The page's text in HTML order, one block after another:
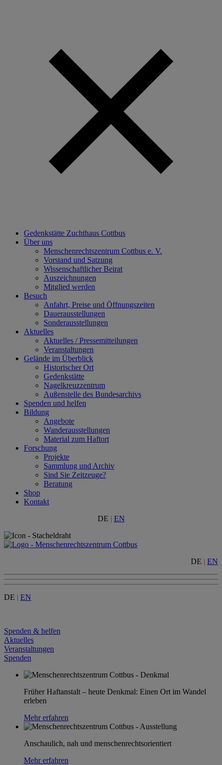
Gedenkstätte Zuchthaus Cottbus
Über uns
Menschenrechtszentrum Cottbus e. V.
Vorstand und Satzung
Wissenschaftlicher Beirat
Auszeichnungen
Mitglied werden
Besuch
Anfahrt, Preise und Öffnungszeiten
Dauerausstellungen
Sonderausstellungen
Aktuelles
Aktuelles / Pressemitteilungen
Veranstaltungen
Gelände im Überblick
Historischer Ort
Gedenkstätte
Nagelkreuzzentrum
Außenstelle des Bundesarchivs
Spenden und helfen
Bildung
Angebote
Wanderausstellungen
Material zum Haftort
Forschung
Projekte
Sammlung und Archiv
Sind Sie Zeitzeuge?
Beratung
Shop
Kontakt
DE | EN
DE | EN
DE | EN
Spenden & helfen
Aktuelles
Veranstaltungen
Spenden
Früher Haftanstalt – heute Denkmal: Einen Ort im Wandel
erleben
Mehr erfahren
Anschaulich, nah und menschenrechtsorientiert
Mehr erfahren